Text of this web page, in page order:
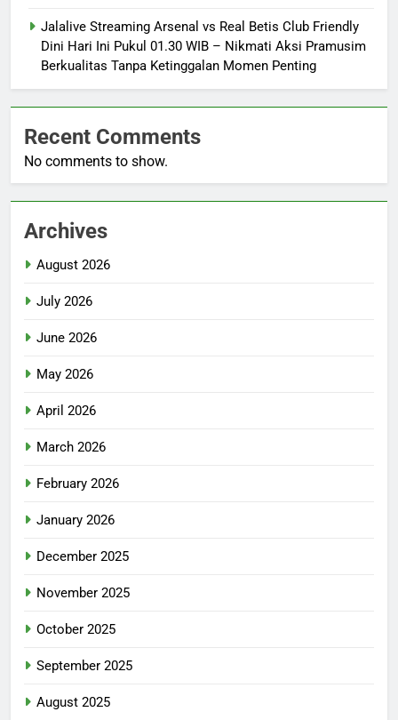
Jalalive Streaming Arsenal vs Real Betis Club Friendly
Dini Hari Ini Pukul 01.30 WIB – Nikmati Aksi Pramusim
Berkualitas Tanpa Ketinggalan Momen Penting
Recent Comments
No comments to show.
Archives
August 2026
July 2026
June 2026
May 2026
April 2026
March 2026
February 2026
January 2026
December 2025
November 2025
October 2025
September 2025
August 2025